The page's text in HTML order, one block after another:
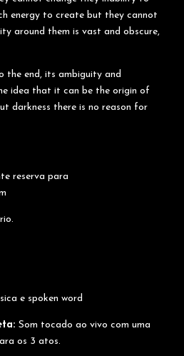
energy to create but they cannot
around them is vast and obscure,
the end, its ambiguity and
idea that it can be the origin of
darkness there is no reason for
reserva para
e spoken word
Som tocado ao vivo com uma
os 3 atos.